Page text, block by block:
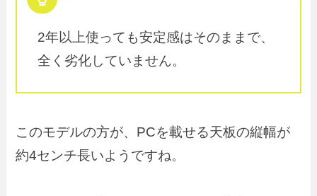
2年以上使っても安定感はそのままで、
全く劣化していません。
このモデルの方が、PCを載せる天板の縦幅が
約4センチ長いようですね。